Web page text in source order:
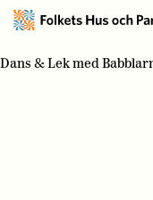
Dans & Lek med